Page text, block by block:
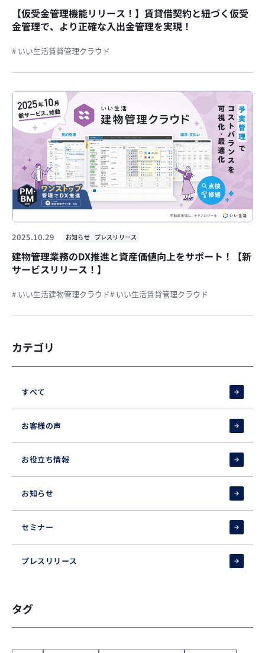
【仮受金管理機能リリース！】賃貸借契約と紐づく仮受
金管理で、より正確な入出金管理を実現！
# いい生活賃貸管理クラウド
2025.10.29 お知らせ プレスリリース
建物管理業務のDX推進と資産価値向上をサポート！【新
サービスリリース！】
# いい生活建物管理クラウド# いい生活賃貸管理クラウド
カテゴリ
すべて
お客様の声
お役立ち情報
お知らせ
セミナー
プレスリリース
タグ